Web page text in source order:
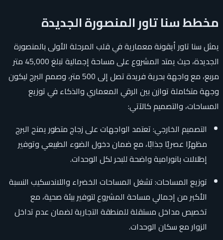
مخطط سنا تاور المنصورة الجديدة
يمثل سنا تاور أيقونة معمارية في قلب المرحلة الأولى بالمنصورة
الجديدة، حيث يمتد المشروع على مساحة إجمالية تبلغ 45,000 متر
مربع، مع واجهة بحرية فريدة تصل إلى 500 متر، وصمم البرج ليكون
وجهة متكاملة توازن بين الرقي المعماري والذكاء في توزيع
المساحات، والتصميم كالآتي:
التصميم الخارجي: تعتمد الواجهات على زجاج متطور يمنح البرج
مظهرًا عصريًا جذابًا، مع ضمان دخول الضوء الطبيعي وتوفير
إطلالات بانورامية واضحة للبحر لكل الوحدات.
توزيع المساحات: تشغل المساحات الخضراء واللاندسكيب النسبة
الأكبر من إجمالي مساحة المشروع لتوفير بيئة صحية، مع
تخصيص مداخل مستقلة للمنطقة التجارية لضمان عدم تداخل
الزوار مع سكان الوحدات.